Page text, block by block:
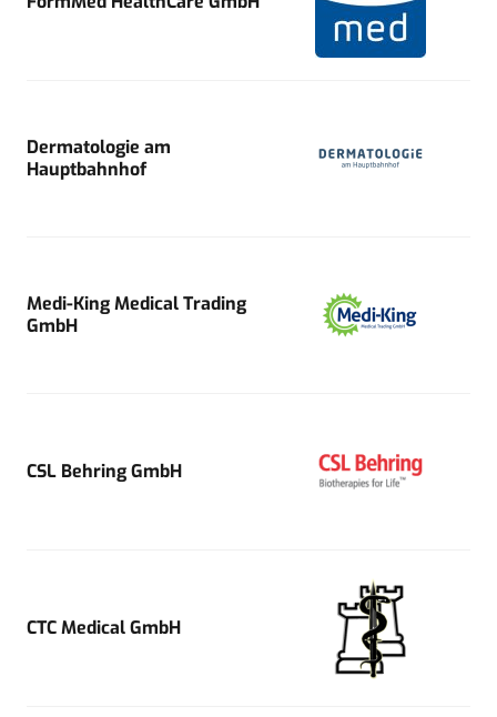
Dermatologie am
Hauptbahnhof
Medi-King Medical Trading
GmbH
CSL Behring GmbH
CTC Medical GmbH